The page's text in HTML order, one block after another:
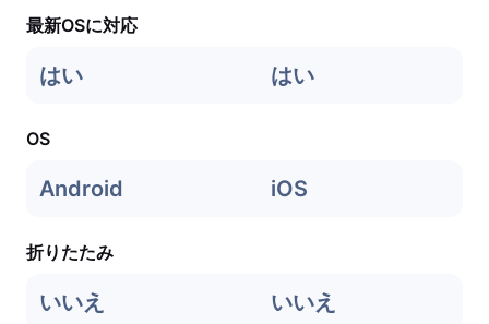
最新OSに対応
はい はい
OS
Android iOS
折りたたみ
いいえ いいえ